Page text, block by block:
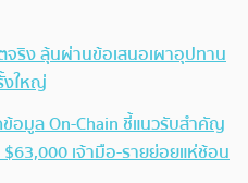
จริง ลุ้นผ่านข้อเสนอเผาอุปทาน
งใหญ่
ข้อมูล On-Chain ชี้แนวรับสำคัญ
เจ้ามือ-รายย่อยแห่ช้อน